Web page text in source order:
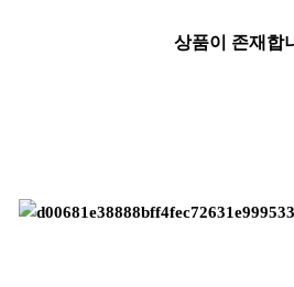
상품이 존재합